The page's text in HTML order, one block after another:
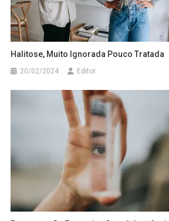
Halitose, Muito Ignorada Pouco Tratada
20/02/2024 Editor